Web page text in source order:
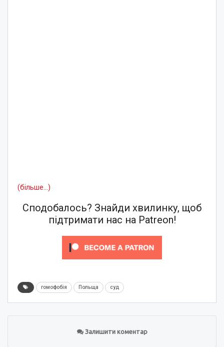
(більше…)
Сподобалось? Знайди хвилинку, щоб
підтримати нас на Patreon!
гомофобія Польща суд
Залишити коментар